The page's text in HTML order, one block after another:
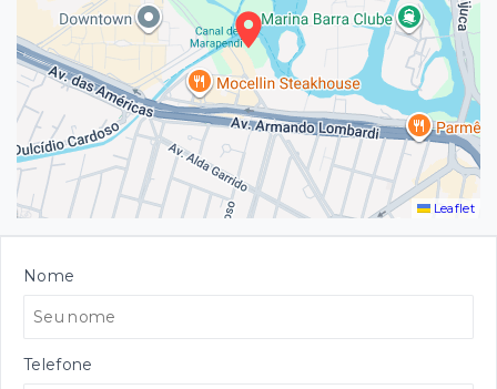
Leaflet
Nome
Telefone